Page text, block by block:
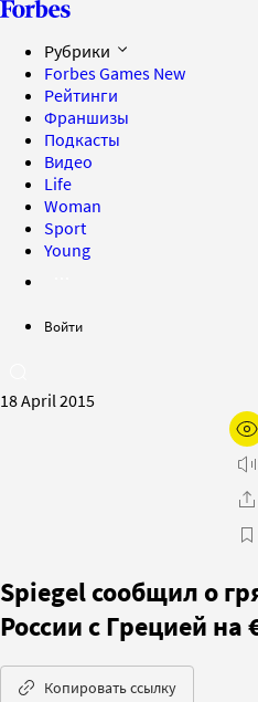
Рубрики
Forbes Games New
Рейтинги
Франшизы
Подкасты
Видео
Life
Woman
Sport
Young
Войти
18 April 2015
Spiegel сообщил о
России c Грецией на
Копировать ссылку